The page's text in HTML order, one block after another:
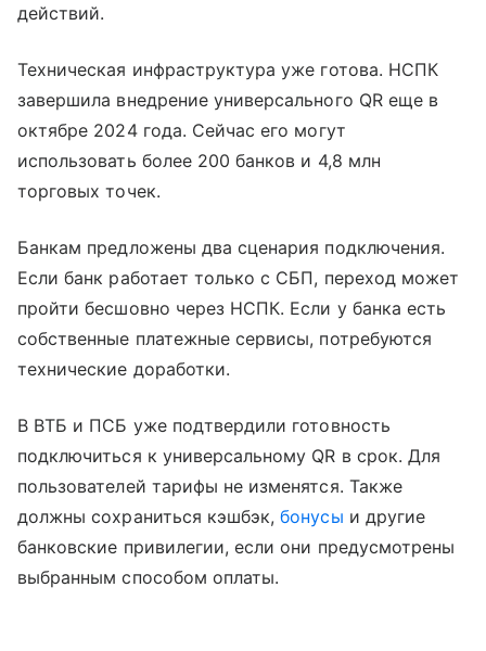
действий.
Техническая инфраструктура уже готова. НСПК
завершила внедрение универсального QR еще в
октябре 2024 года. Сейчас его могут
использовать более 200 банков и 4,8 млн
торговых точек.
Банкам предложены два сценария подключения.
Если банк работает только с СБП, переход может
пройти бесшовно через НСПК. Если у банка есть
собственные платежные сервисы, потребуются
технические доработки.
В ВТБ и ПСБ уже подтвердили готовность
подключиться к универсальному QR в срок. Для
пользователей тарифы не изменятся. Также
должны сохраниться кэшбэк,бонусы и другие
банковские привилегии, если они предусмотрены
выбранным способом оплаты.